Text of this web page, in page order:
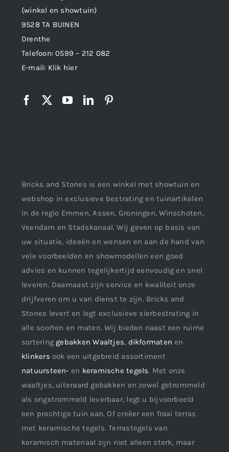
(winkel en showtuin)
9528 TA BUINEN
Drenthe
Telefoon:0599 – 212 082
E-mail: Klik hier
Bricks and Stones is een winkel met showtuin en
webshop in exclusieve bestrating en tuinartikelen
in de regio Emmen, Assen, Groningen, Winschoten,
Veendam en Stadskanaal. Wij geven op basis van
uw situatie, ideeën en wensen en aan de hand van
vele voorbeelden en showmodellen een goed
advies en kunnen tegelijkertijd eenvoudig en snel
leveren. Daarnaast zijn service en kwaliteit onze
drijfveren om u van dienst te zijn. Bricks and
Stones levert en legt exclusieve sierbestrating in
alle soorten en maten. Wij bieden naast een ruime
sortering gebakken Waaltjes, dikformaten en
klinkers ook een uitgebreid assortiment
natuursteen- en keramische tegels. Met onze
waaltjes, uiteraard gebakken en zowel getrommeld
als ongetrommeld leverbaar, legt u bijvoorbeeld
een prachtige tuin aan. Of creëer een fraai terras
met keramische tegels. Terrastegels van
keramisch materiaal zijn niet alleen sterk, maar